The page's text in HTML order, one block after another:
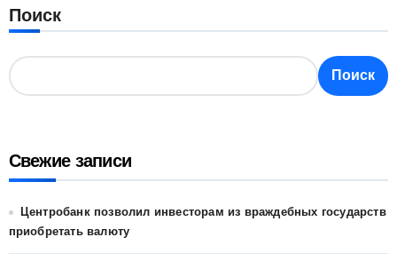
Поиск
Поиск
Свежие записи
Центробанк позволил инвесторам из враждебных государств
приобретать валюту